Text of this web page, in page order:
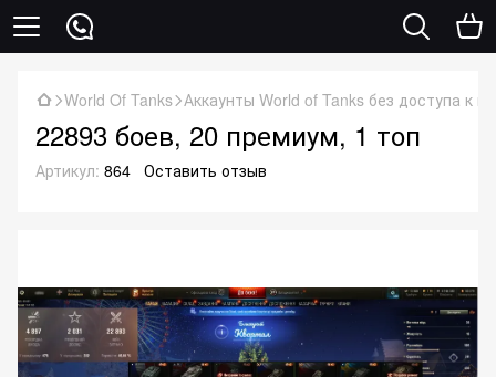
World Of Tanks Аккаунты World of Tanks без доступа к
22893 боев, 20 премиум, 1 топ
Артикул: 864 Оставить отзыв